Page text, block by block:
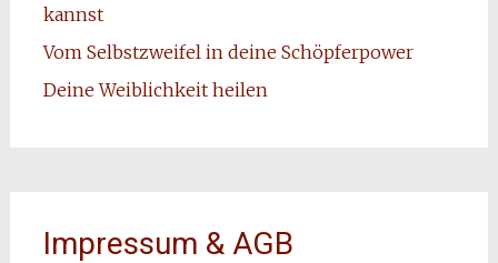
kannst
Vom Selbstzweifel in deine Schöpferpower
Deine Weiblichkeit heilen
Impressum & AGB